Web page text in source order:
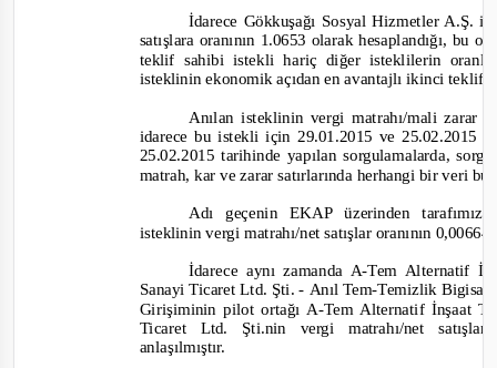
İdarece Gökkuşağı Sosyal Hizmetler A.Ş.
satışlara oranının 1.0653 olarak hesaplandığı, bu
teklif sahibi istekli hariç diğer isteklilerin
isteklinin ekonomik açıdan en avantajlı ikinci
Anılan isteklinin vergi matrahı/mali
idarece bu istekli için 29.01.2015 ve 25.02.2015
25.02.2015 tarihinde yapılan sorgulamalarda,
matrah, kar ve zarar satırlarında herhangi bir veri
Adı geçenin EKAP üzerinden
isteklinin vergi matrahı/net satışlar oranının
İdarece aynı zamanda A-Tem Alternatif
Sanayi Ticaret Ltd. Şti.- Anıl Tem-Temizlik
Girişiminin pilot ortağı A-Tem Alternatif İnşaat
Ticaret Ltd. Şti.nin vergi matrahı/net
anlaşılmıştır.